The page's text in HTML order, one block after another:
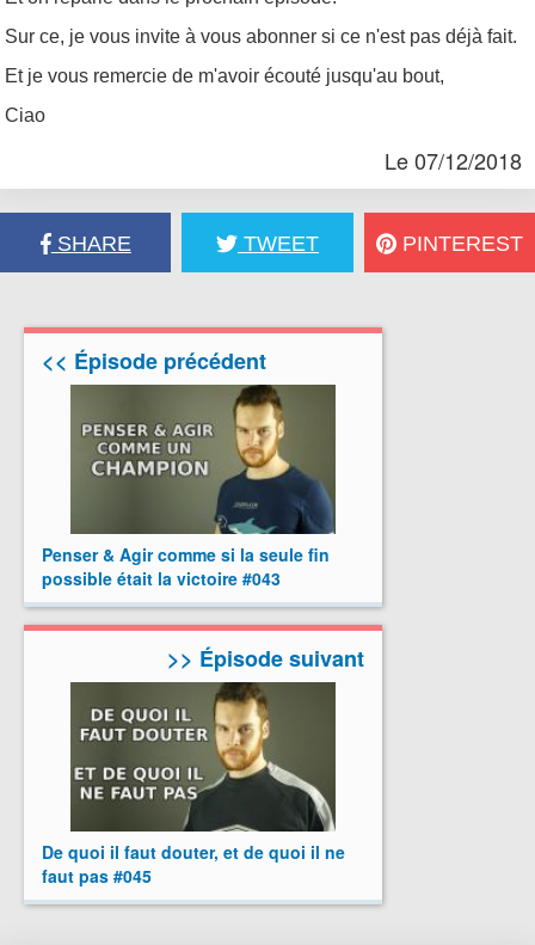
Le 07/12/2018
Sur ce, je vous invite à vous abonner si ce n'est pas déjà fait.
Et je vous remercie de m'avoir écouté jusqu'au bout,
Ciao
SHARE TWEET PINTEREST
<< Épisode précédent
Penser & Agir comme si la seule fin
possible était la victoire #043
>> Épisode suivant
De quoi il faut douter, et de quoi il ne
faut pas #045